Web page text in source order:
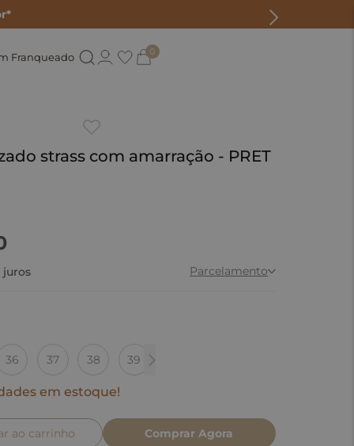
Franqueado 0
strass com amarração - PRET
juros Parcelamento
36 37 38 39
em estoque!
ao carrinho Comprar Agora